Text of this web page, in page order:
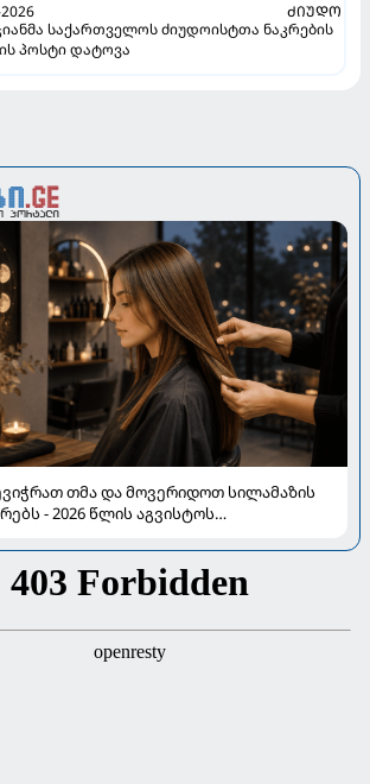
ᲫᲘᲣᲓᲝ
საქართველოს ძიუდოისტთა ნაკრების
პოსტი დატოვა
თმა და მოვერიდოთ სილამაზის
- 2026 წლის აგვისტოს